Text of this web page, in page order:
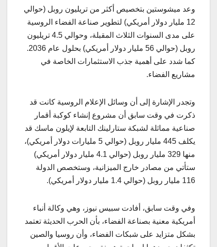
وعد ميشوستين بتخصيص أكثر من تريليون روبل (حوالي
12 مليار دولار أمريكي) لتطوير صناعة الفضاء الروسية
على مدى السنوات الثلاث المقبلة، وحوالي 4.5 تريليون
روبل (حوالي 56 مليار دولار أمريكي) بحلول عام 2036.
كما شدد على أهمية جذب الاستثمارات الخاصة في
مشاريع الفضاء.
وتجدر الإشارة إلى أن وسائل الإعلام الروسية كانت قد
ذكرت في وقت سابق أن مشروع إنشاء كوكبة أقمار
صناعية مماثلة لشبكة ستارلينك التابعة لإيلون ماسك قد
يكلف 445 مليار روبل (حوالي 5 مليارات دولار أمريكي)،
منها 329 مليار روبل (حوالي 4.1 مليار دولار أمريكي)
ستأتي من مصادر خارج الميزانية، وستخصص الدولة
116 مليار روبل (حوالي 1.4 مليار دولار أمريكي).
وفي وقت سابق، أفادت سبيس نيوز، وهي وكالة أنباء
أمريكية معنية بصناعة الفضاء، بأن الحرب الحديثة تعتمد
بشكل متزايد على شبكات الفضاء، وأن روسيا والصين